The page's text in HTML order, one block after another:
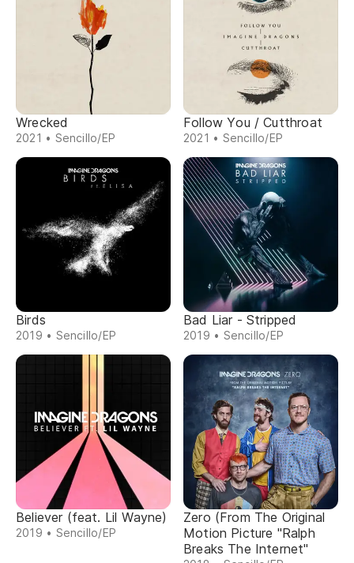
Wrecked
2021 • Sencillo/EP
Follow You / Cutthroat
2021 • Sencillo/EP
Birds
2019 • Sencillo/EP
Bad Liar - Stripped
2019 • Sencillo/EP
Believer (feat. Lil Wayne)
2019 • Sencillo/EP
Zero (From The Original
Motion Picture "Ralph
Breaks The Internet"